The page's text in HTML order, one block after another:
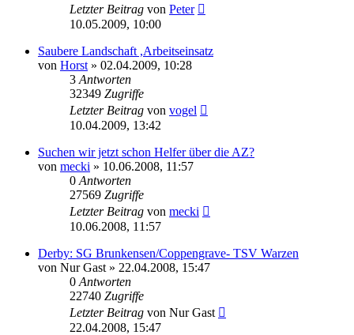
Letzter Beitrag von Peter
10.05.2009, 10:00
Saubere Landschaft ,Arbeitseinsatz
von Horst » 02.04.2009, 10:28
3 Antworten
32349 Zugriffe
Letzter Beitrag von vogel
10.04.2009, 13:42
Suchen wir jetzt schon Helfer über die AZ?
von mecki » 10.06.2008, 11:57
0 Antworten
27569 Zugriffe
Letzter Beitrag von mecki
10.06.2008, 11:57
Derby: SG Brunkensen/Coppengrave- TSV Warzen
von Nur Gast » 22.04.2008, 15:47
0 Antworten
22740 Zugriffe
Letzter Beitrag von Nur Gast
22.04.2008, 15:47